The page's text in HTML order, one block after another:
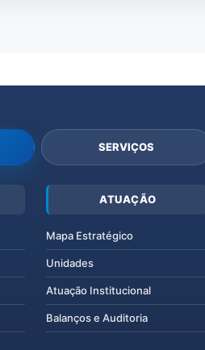
SERVIÇOS
ATUAÇÃO
Mapa Estratégico
Unidades
Atuação Institucional
Balanços e Auditoria